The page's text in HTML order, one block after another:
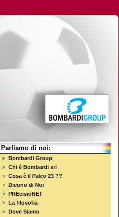
Parliamo di noi:
Bombardi Group
Chi è Bombardi srl
Cosa è il Palco 23 ??
Dicono di Noi
PREcisioNET
La filosofia
Dove Siamo